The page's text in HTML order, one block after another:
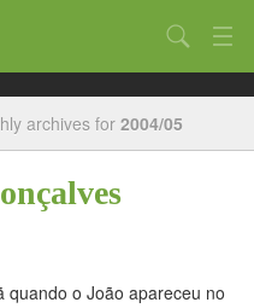
Search
archives for 2004/05
quando o João apareceu no